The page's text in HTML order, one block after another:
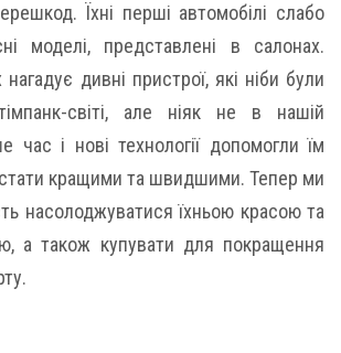
Їхні перші автомобілі слабо
моделі, представлені в салонах.
дивні пристрої, які ніби були
світі, але ніяк не в нашій
час і нові технології допомогли їм
кращими та швидшими. Тепер ми
насолоджуватися їхньою красою та
а також купувати для покращення